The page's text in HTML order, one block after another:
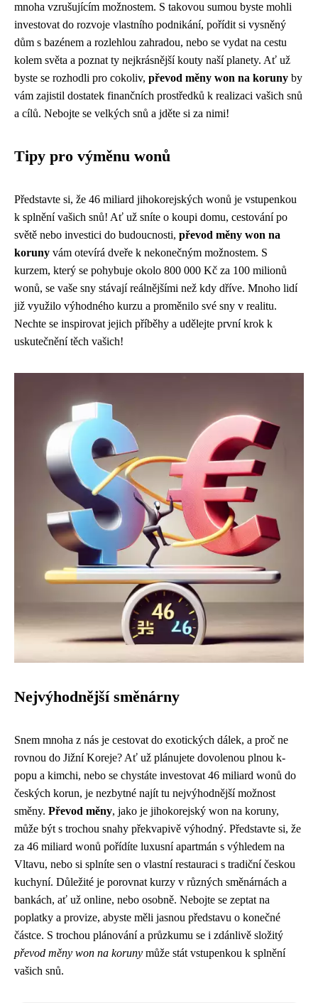
mnoha vzrušujícím možnostem. S takovou sumou byste mohli
investovat do rozvoje vlastního podnikání, pořídit si vysněný
dům s bazénem a rozlehlou zahradou, nebo se vydat na cestu
kolem světa a poznat ty nejkrásnější kouty naší planety. Ať už
byste se rozhodli pro cokoliv, převod měny won na koruny by
vám zajistil dostatek finančních prostředků k realizaci vašich snů
a cílů. Nebojte se velkých snů a jděte si za nimi!
Tipy pro výměnu wonů
Představte si, že 46 miliard jihokorejských wonů je vstupenkou
k splnění vašich snů! Ať už sníte o koupi domu, cestování po
světě nebo investici do budoucnosti, převod měny won na
koruny vám otevírá dveře k nekonečným možnostem. S
kurzem, který se pohybuje okolo 800 000 Kč za 100 milionů
wonů, se vaše sny stávají reálnějšími než kdy dříve. Mnoho lidí
již využilo výhodného kurzu a proměnilo své sny v realitu.
Nechte se inspirovat jejich příběhy a udělejte první krok k
uskutečnění těch vašich!
Nejvýhodnější směnárny
Snem mnoha z nás je cestovat do exotických dálek, a proč ne
rovnou do Jižní Koreje? Ať už plánujete dovolenou plnou k-
popu a kimchi, nebo se chystáte investovat 46 miliard wonů do
českých korun, je nezbytné najít tu nejvýhodnější možnost
směny. Převod měny, jako je jihokorejský won na koruny,
může být s trochou snahy překvapivě výhodný. Představte si, že
za 46 miliard wonů pořídíte luxusní apartmán s výhledem na
Vltavu, nebo si splníte sen o vlastní restauraci s tradiční českou
kuchyní. Důležité je porovnat kurzy v různých směnárnách a
bankách, ať už online, nebo osobně. Nebojte se zeptat na
poplatky a provize, abyste měli jasnou představu o konečné
částce. S trochou plánování a průzkumu se i zdánlivě složitý
převod měny won na koruny může stát vstupenkou k splnění
vašich snů.